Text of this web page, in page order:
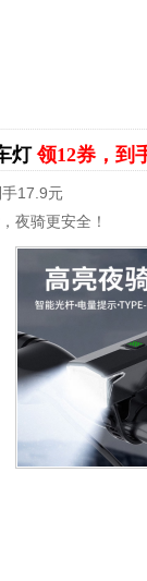
灯领12券，到
17.9元
夜骑更安全！